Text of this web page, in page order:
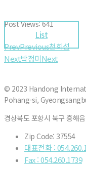
Post Views:641
List
PrevPrevious천희성
Next박정미Next
© 2023 Handong
Pohang-si,
경상북도 포항시 북구 흥해
Zip Code: 37554
대표전화 :
Fax : 054.260.1739